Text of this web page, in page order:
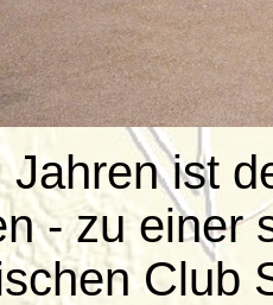
Jahren ist
- zu einer
Club